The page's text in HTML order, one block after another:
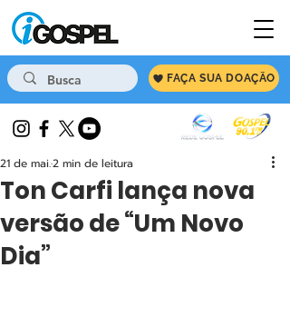
FAÇA SUA DOAÇÃO
Ton Carfi lança nova
versão de “Um Novo
Dia”
21 de mai.2 min de leitura